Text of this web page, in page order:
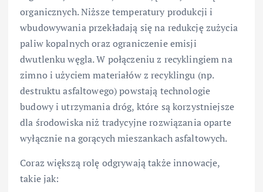
organicznych. Niższe temperatury produkcji i
wbudowywania przekładają się na redukcję zużycia
paliw kopalnych oraz ograniczenie emisji
dwutlenku węgla. W połączeniu z recyklingiem na
zimno i użyciem materiałów z recyklingu (np.
destruktu asfaltowego) powstają technologie
budowy i utrzymania dróg, które są korzystniejsze
dla środowiska niż tradycyjne rozwiązania oparte
wyłącznie na gorących mieszankach asfaltowych.
Coraz większą rolę odgrywają także innowacje,
takie jak: